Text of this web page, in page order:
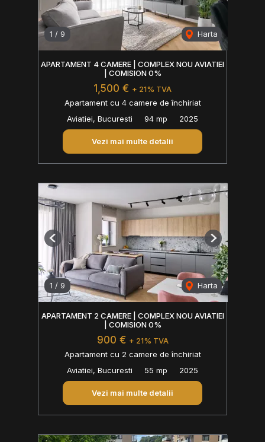
1 / 9 Harta
APARTAMENT 4 CAMERE | COMPLEX NOU AVIATIEI
| COMISION 0%
1,500 € + 21% TVA
Apartament cu 4 camere de închiriat
Aviatiei, Bucuresti
94 mp 2025
Vezi mai multe detalii
1 / 9 Harta
Previous Next
APARTAMENT 2 CAMERE | COMPLEX NOU AVIATIEI
| COMISION 0%
900 € + 21% TVA
Apartament cu 2 camere de închiriat
Aviatiei, Bucuresti
55 mp 2025
Vezi mai multe detalii